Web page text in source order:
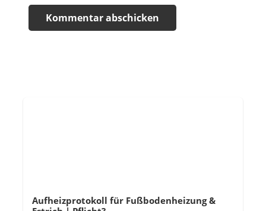
Kommentar abschicken
Aufheizprotokoll für Fußbodenheizung &